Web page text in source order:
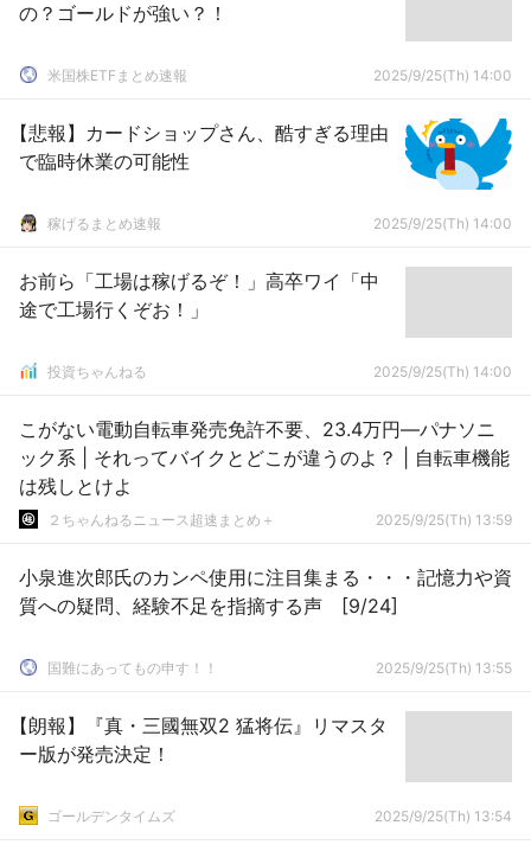
の？ゴールドが強い？！
米国株ETFまとめ速報 2025/9/25(Th) 14:00
【悲報】カードショップさん、酷すぎる理由
で臨時休業の可能性
稼げるまとめ速報 2025/9/25(Th) 14:00
お前ら「工場は稼げるぞ！」高卒ワイ「中
途で工場行くぞお！」
投資ちゃんねる 2025/9/25(Th) 14:00
こがない電動自転車発売免許不要、23.4万円―パナソニ
ック系 | それってバイクとどこが違うのよ？ | 自転車機能
は残しとけよ
２ちゃんねるニュース超速まとめ＋ 2025/9/25(Th) 13:59
小泉進次郎氏のカンペ使用に注目集まる・・・記憶力や資
質への疑問、経験不足を指摘する声 [9/24]
国難にあってもの申す！！ 2025/9/25(Th) 13:55
【朗報】『真・三國無双2 猛将伝』リマスタ
ー版が発売決定！
ゴールデンタイムズ 2025/9/25(Th) 13:54